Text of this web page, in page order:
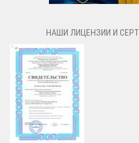
НАШИ ЛИЦЕНЗИИ И